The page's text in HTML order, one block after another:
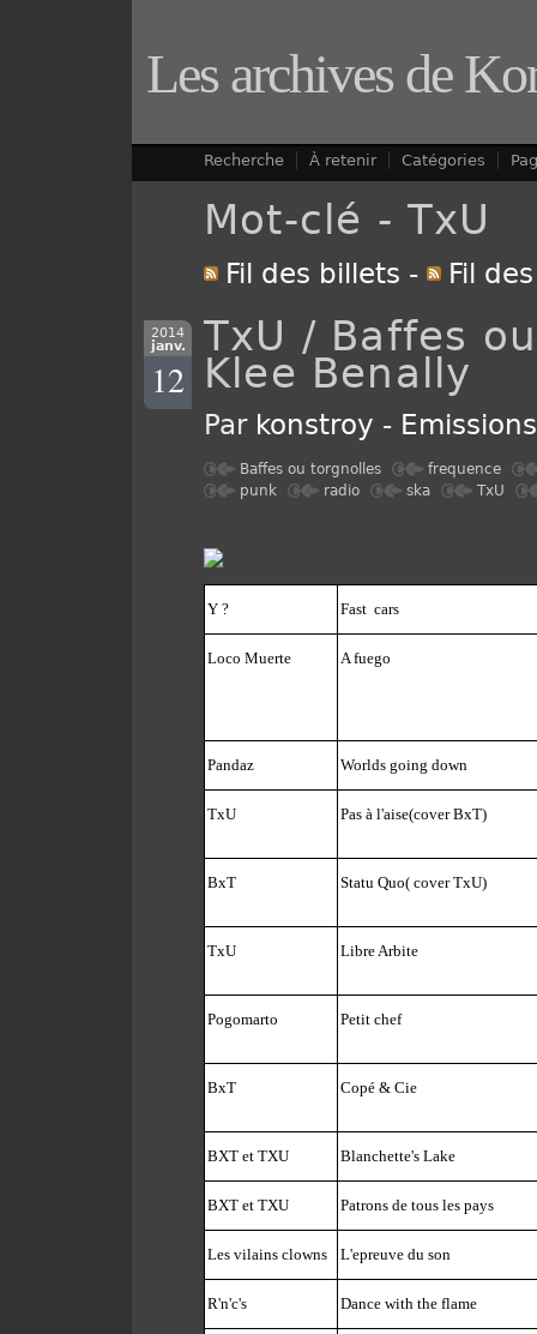
Les archives de
Recherche À retenir Catégories
Mot-clé - TxU
Fil des billets - Fil
2014
janv.
12
TxU / Baffes
Klee Benally
Par konstroy -
Baffes ou torgnolles
frequence
punk
radio ska TxU
Y ? Fast cars
Loco Muerte A fuego
Pandaz Worlds going down
TxU Pas à l'aise(cover BxT)
BxT Statu Quo( cover TxU)
TxU Libre Arbite
Pogomarto Petit chef
BxT Copé & Cie
BXT et TXU Blanchette's Lake
BXT et TXU Patrons de tous les pays
Les vilains clowns L'epreuve du son
R'n'c's Dance with the flame